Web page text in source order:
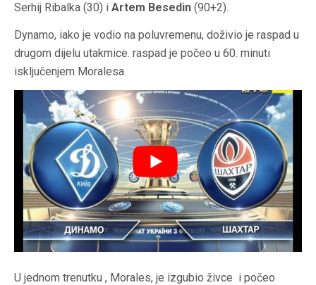
Serhij Ribalka (30) i Artem Besedin (90+2).
Dynamo, iako je vodio na poluvremenu, doživio je raspad u
drugom dijelu utakmice. raspad je počeo u 60. minuti
isključenjem Moralesa.
U jednom trenutku , Morales, je izgubio živce i počeo